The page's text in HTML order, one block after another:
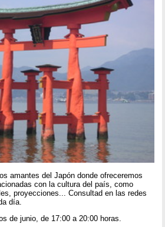
amantes del Japón donde ofreceremos
con la cultura del país, como
proyecciones... Consultad en las redes
día.
de junio, de 17:00 a 20:00 horas.